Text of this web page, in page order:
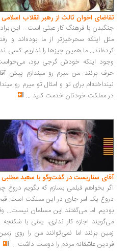
تقاضای اخوان ثالث از رهبر انقلاب اسلامی
جنگیدن با فرهنگ کار عبثی است... این
مثل اینکه سحرخیزتر از ما بوده‌اند و
کرده‌اند... ما همین چیزها را نداریم. کسی
وجود اینکه خودش گرجی بود،
حرف بزنند...من میرم رو میندازم پیش
نینداخته‌ام برای تو و امثال تو میرم رو
در مملکت خودتان خدمت کنید ...
آقای سناریست در گفت‌وگو با سعید مطلبی
اگر بخواهم فیلمی بسازم که بگویم دروغ
دروغ یک امر جاری در این مملکت است.
بودیم. اما می‌گفتند این مسلمان نیست...
می‌گویند اجازه کار نداری، یعنی با
زمین بزنند اما نمی‌توانند من را روی
فردین عاشقانه مردم را دوست داشت ...